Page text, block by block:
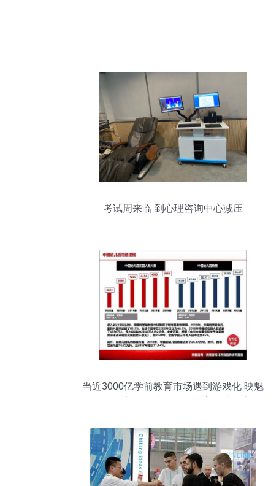
考试周来临 到心理咨询中心减压
当近3000亿学前教育市场遇到游戏化 映魅